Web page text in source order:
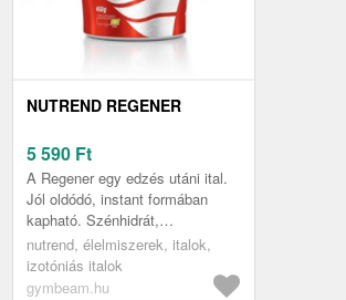
NUTREND REGENER
5 590 Ft
A Regener egy edzés utáni ital.
Jól oldódó, instant formában
kapható. Szénhidrát,
aminosavak, vitaminok és
ásványi anyagok nagyon
hatékony kombinác...
nutrend, élelmiszerek, italok,
izotóniás italok
gymbeam.hu